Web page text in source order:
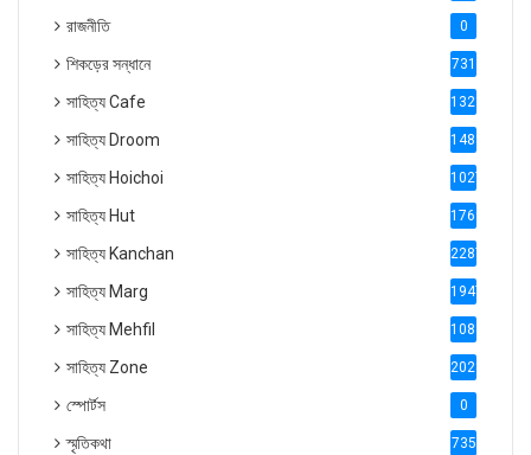
রাজনীতি 0
শিকড়ের সন্ধানে 731
সাহিত্য Cafe 1321
সাহিত্য Droom 1488
সাহিত্য Hoichoi 1027
সাহিত্য Hut 1769
সাহিত্য Kanchan 2287
সাহিত্য Marg 1947
সাহিত্য Mehfil 1088
সাহিত্য Zone 2028
স্পোর্টস 0
স্মৃতিকথা 735